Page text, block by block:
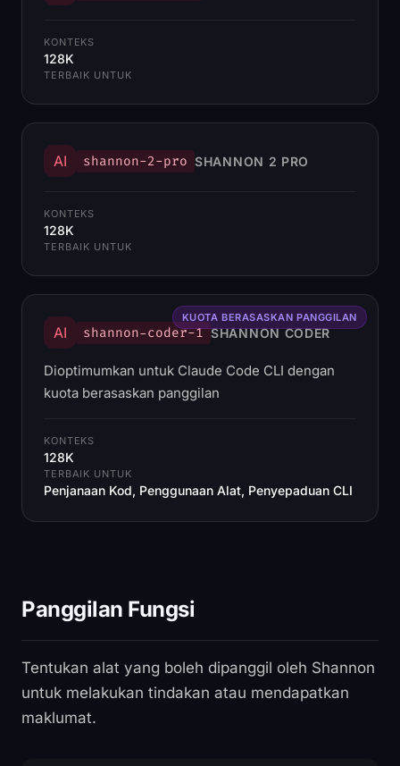
KONTEKS
128K
TERBAIK UNTUK
AI shannon-2-pro SHANNON 2 PRO
KONTEKS
128K
TERBAIK UNTUK
AI shannon-coder-1 SHANNON CODER
Dioptimumkan untuk Claude Code CLI dengan
kuota berasaskan panggilan
KONTEKS
128K
TERBAIK UNTUK
Penjanaan Kod, Penggunaan Alat, Penyepaduan CLI
KUOTA BERASASKAN PANGGILAN
Panggilan Fungsi
Tentukan alat yang boleh dipanggil oleh Shannon
untuk melakukan tindakan atau mendapatkan
maklumat.